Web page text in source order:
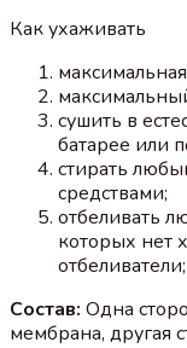
Как ухаживать
сушить в
батарее или
стирать
средствами;
отбеливать
которых нет
отбеливатели;
Состав: Одна
мембрана, другая